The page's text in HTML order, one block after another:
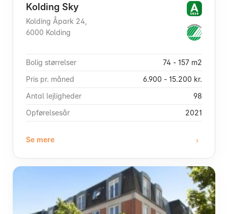
Kolding Sky
Kolding Åpark 24,
6000 Kolding
Bolig størrelser
74 - 157 m2
Pris pr. måned
6.900 - 15.200 kr.
Antal lejligheder
98
Opførelsesår
2021
Se mere